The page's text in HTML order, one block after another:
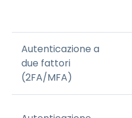
Autenticazione a
due fattori
(2FA/MFA)